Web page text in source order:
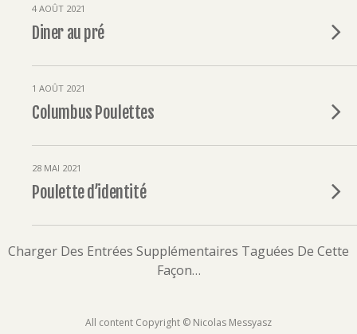
4 AOÛT 2021
Diner au pré
1 AOÛT 2021
Columbus Poulettes
28 MAI 2021
Poulette d’identité
Charger Des Entrées Supplémentaires Taguées De Cette
Façon…
All content Copyright © Nicolas Messyasz